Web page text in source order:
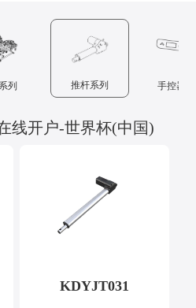
列 推杆系列 手控器
线开户-世界杯(中国)
KDYJT031